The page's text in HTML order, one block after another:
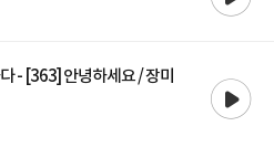
- [363] 안녕하세요 / 장미